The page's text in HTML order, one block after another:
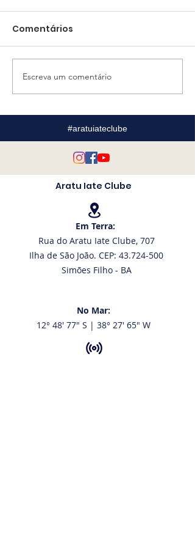
Taça Aleixo Belov
completa 20 anos
com edição histórica
no AIC
Comentários
Escreva um comentário
#aratuiateclube
Aratu Iate Clube
Em Terra:
Rua do Aratu Iate Clube, 707
Ilha de São João. CEP: 43.724-500
Simões Filho - BA
No Mar:
12° 48' 77" S | 38° 27' 65" W